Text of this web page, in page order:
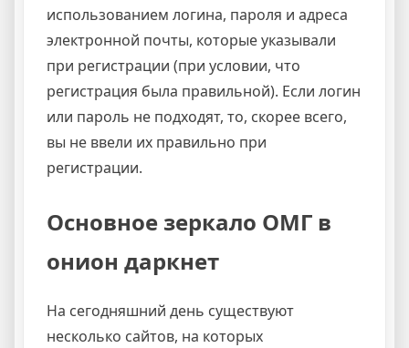
использованием логина, пароля и адреса
электронной почты, которые указывали
при регистрации (при условии, что
регистрация была правильной). Если логин
или пароль не подходят, то, скорее всего,
вы не ввели их правильно при
регистрации.
Основное зеркало ОМГ в
онион даркнет
На сегодняшний день существуют
несколько сайтов, на которых